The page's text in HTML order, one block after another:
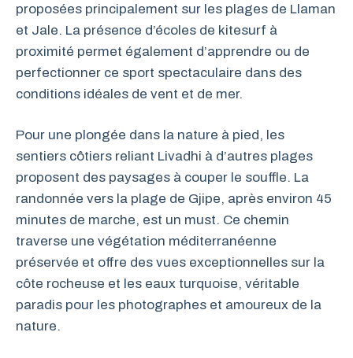
proposées principalement sur les plages de Llaman
et Jale. La présence d’écoles de kitesurf à
proximité permet également d’apprendre ou de
perfectionner ce sport spectaculaire dans des
conditions idéales de vent et de mer.
Pour une plongée dans la nature à pied, les
sentiers côtiers reliant Livadhi à d’autres plages
proposent des paysages à couper le souffle. La
randonnée vers la plage de Gjipe, après environ 45
minutes de marche, est un must. Ce chemin
traverse une végétation méditerranéenne
préservée et offre des vues exceptionnelles sur la
côte rocheuse et les eaux turquoise, véritable
paradis pour les photographes et amoureux de la
nature.